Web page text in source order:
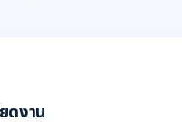
ดงาน